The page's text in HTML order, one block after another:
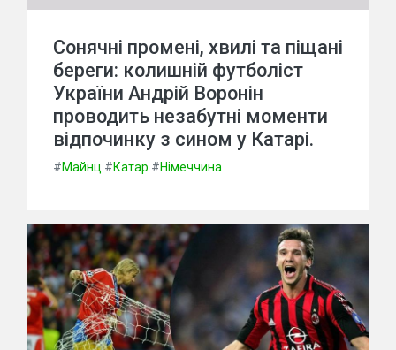
Сонячні промені, хвилі та піщані
береги: колишній футболіст
України Андрій Воронін
проводить незабутні моменти
відпочинку з сином у Катарі.
#Майнц #Катар #Німеччина